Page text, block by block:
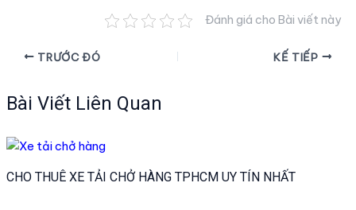
Đánh giá cho Bài viết này
Điều
bài
viết
TRƯỚC ĐÓ KẾ TIẾP
Bài Viết Liên Quan
CHO THUÊ XE TẢI CHỞ HÀNG TPHCM UY TÍN NHẤT